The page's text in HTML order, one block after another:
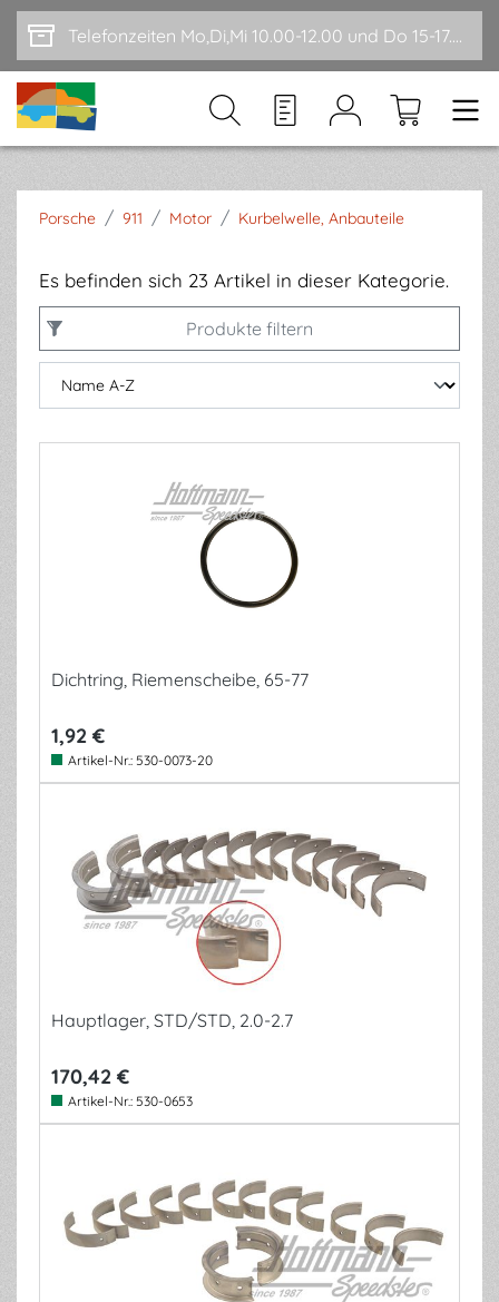
Zum Hauptinhalt springen Telefonzeiten Mo,Di,Mi 10.00-12.00 und Do 15-17.00
Porsche / 911 / Motor / Kurbelwelle, Anbauteile
Es befinden sich 23 Artikel in dieser Kategorie.
Produkte filtern
Dichtring, Riemenscheibe, 65-77
1,92 €
Artikel-Nr.: 530-0073-20
Hauptlager, STD/STD, 2.0-2.7
170,42 €
Artikel-Nr.: 530-0653